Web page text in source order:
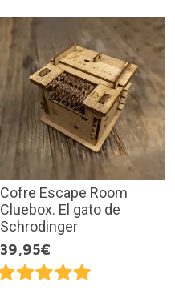
Cofre Escape Room
Cluebox. El gato de
Schrodinger
39,95€